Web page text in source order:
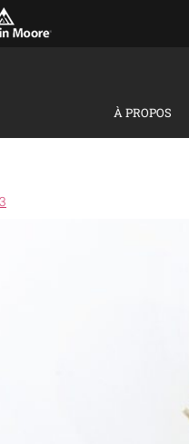
À PROPOS